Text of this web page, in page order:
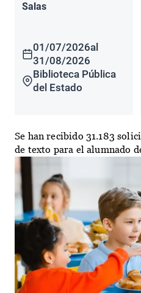
Salas
01/07/2026al
31/08/2026
Biblioteca Pública
del Estado
Se han recibido 31.183
de texto para el alumnado